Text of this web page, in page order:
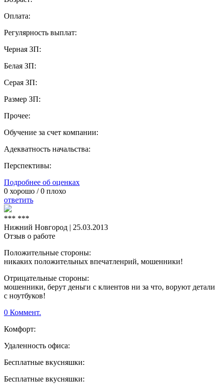
Оплата:
Регулярность выплат:
Черная ЗП:
Белая ЗП:
Серая ЗП:
Размер ЗП:
Прочее:
Обучение за счет компании:
Адекватность начальства:
Перспективы:
Подробнее об оценках
0 хорошо /0 плохо
ответить
*** ***
Нижний Новгород | 25.03.2013
Отзыв о работе
Положительные стороны:
никаких положительных впечатленрий, мошенники!
Отрицательные стороны:
мошенники, берут деньги с клиентов ни за что, воруют детали
с ноутбуков!
0 Коммент.
Комфорт:
Удаленность офиса:
Бесплатные вкусняшки:
Бесплатные вкусняшки: